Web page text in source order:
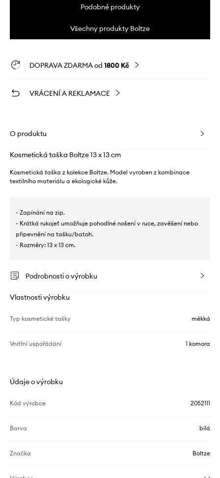
Podobné produkty
Všechny produkty Boltze
DOPRAVA ZDARMA od 1800 Kč
VRÁCENÍ A REKLAMACE
O produktu
Kosmetická taška Boltze 13 x 13 cm
Kosmetická taška z kolekce Boltze. Model vyroben z kombinace
textilního materiálu a ekologické kůže.
- Zapínání na zip.
- Krátká rukojeť umožňuje pohodlné nošení v ruce, zavěšení nebo
připevnění na tašku/batoh.
- Rozměry: 13 x 13 cm.
Podrobnosti o výrobku
Vlastnosti výrobku
Typ kosmetické tašky měkká
Vnitřní uspořádání 1 komora
Údaje o výrobku
Kód výrobce 2052111
Barva bílá
Značka Boltze